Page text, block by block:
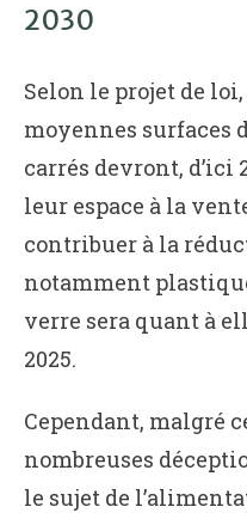
2030
Selon le projet de
moyennes surfaces
carrés devront, d’ici
leur espace à la
contribuer à la
notamment
verre sera quant à
2025.
Cependant, malgré
nombreuses
le sujet de